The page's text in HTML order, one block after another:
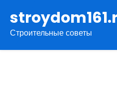
содержимому
Строительные советы